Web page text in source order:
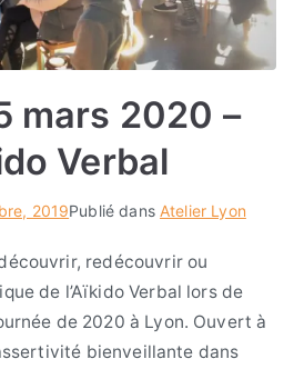
mars 2020 –
Verbal
2019Publié dans Atelier Lyon
redécouvrir ou
de l’Aïkido Verbal lors de
de 2020 à Lyon. Ouvert à
bienveillante dans